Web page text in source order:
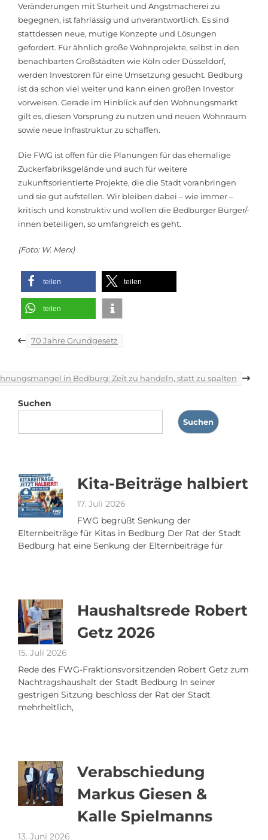
Veränderungen mit Sturheit und Angstmacherei zu
begegnen, ist fahrlässig und unverantwortlich. Es sind
stattdessen neue, mutige Konzepte und Lösungen
gefordert. Für ähnlich große Wohnprojekte, selbst in den
benachbarten Großstädten wie Köln oder Düsseldorf,
werden Investoren für eine Umsetzung gesucht. Bedburg
ist da schon viel weiter und kann einen großen Investor
vorweisen. Gerade im Hinblick auf den Wohnungsmarkt
gilt es, diesen Vorsprung zu nutzen und neuen Wohnraum
sowie neue Infrastruktur zu schaffen.
Die FWG ist offen für die Planungen für das ehemalige
Zuckerfabriksgelände und auch für weitere
zukunftsorientierte Projekte, die die Stadt voranbringen
und sie gut aufstellen. Wir bleiben dabei – wie immer –
kritisch und konstruktiv und wollen die Bedburger Bürger/-
innen beteiligen, so umfangreich es geht.
(Foto: W. Merx)
teilen teilen
teilen
Beitragsnavigation
70 Jahre Grundgesetz
in Bedburg: Zeit zu handeln, statt zu spalten
Suchen
Suchen
Kita-Beiträge halbiert
17. Juli 2026
FWG begrüßt Senkung der
Elternbeiträge für Kitas in Bedburg Der Rat der Stadt
Bedburg hat eine Senkung der Elternbeiträge für
Haushaltsrede Robert
Getz 2026
15. Juli 2026
Rede des FWG-Fraktionsvorsitzenden Robert Getz zum
Nachtragshaushalt der Stadt Bedburg In seiner
gestrigen Sitzung beschloss der Rat der Stadt
mehrheitlich,
Verabschiedung
Markus Giesen &
Kalle Spielmanns
13. Juni 2026